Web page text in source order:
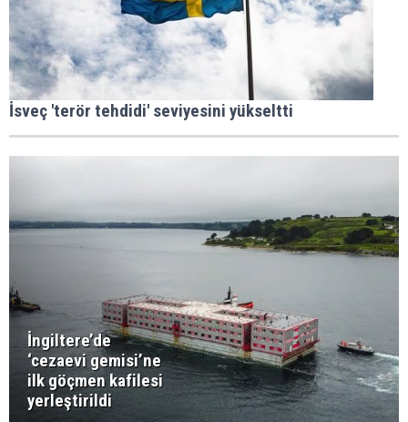
İsveç 'terör tehdidi' seviyesini yükseltti
İngiltere’de
‘cezaevi gemisi’ne
ilk göçmen kafilesi
yerleştirildi